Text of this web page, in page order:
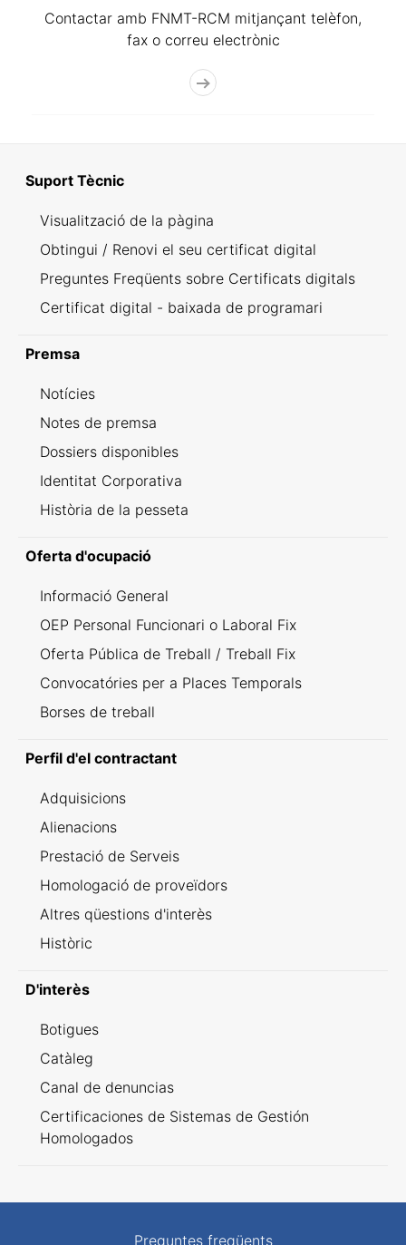
Contactar amb FNMT-RCM mitjançant telèfon,
fax o correu electrònic
Suport Tècnic
Visualització de la pàgina
Obtingui / Renovi el seu certificat digital
Preguntes Freqüents sobre Certificats digitals
Certificat digital - baixada de programari
Premsa
Notícies
Notes de premsa
Dossiers disponibles
Identitat Corporativa
Història de la pesseta
Oferta d'ocupació
Informació General
OEP Personal Funcionari o Laboral Fix
Oferta Pública de Treball / Treball Fix
Convocatóries per a Places Temporals
Borses de treball
Perfil d'el contractant
Adquisicions
Alienacions
Prestació de Serveis
Homologació de proveïdors
Altres qüestions d'interès
Històric
D'interès
Botigues
Catàleg
Canal de denuncias
Certificaciones de Sistemas de Gestión
Homologados
Preguntes freqüents